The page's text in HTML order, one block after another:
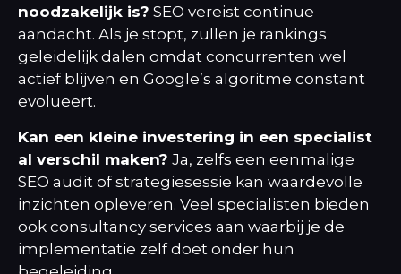
noodzakelijk is? SEO vereist continue
aandacht. Als je stopt, zullen je rankings
geleidelijk dalen omdat concurrenten wel
actief blijven en Google’s algoritme constant
evolueert.
Kan een kleine investering in een specialist
al verschil maken? Ja, zelfs een eenmalige
SEO audit of strategiesessie kan waardevolle
inzichten opleveren. Veel specialisten bieden
ook consultancy services aan waarbij je de
implementatie zelf doet onder hun